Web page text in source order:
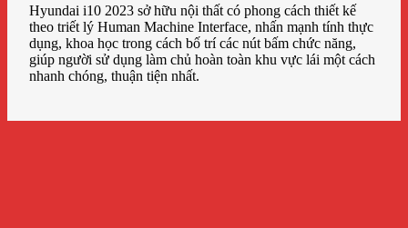
Hyundai i10 2023 sở hữu nội thất có phong cách thiết kế
theo triết lý Human Machine Interface, nhấn mạnh tính thực
dụng, khoa học trong cách bố trí các nút bấm chức năng,
giúp người sử dụng làm chủ hoàn toàn khu vực lái một cách
nhanh chóng, thuận tiện nhất.